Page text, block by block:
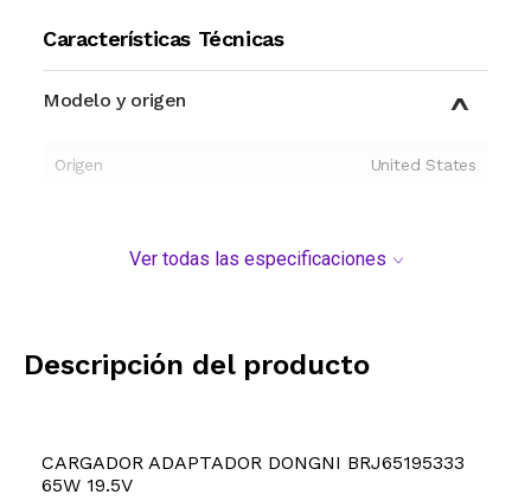
Características Técnicas
Modelo y origen
Origen United States
Ver todas las especificaciones
Descripción del producto
CARGADOR ADAPTADOR DONGNI BRJ65195333
65W 19.5V